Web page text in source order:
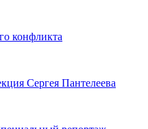
конфликта
Сергея Пантелеева